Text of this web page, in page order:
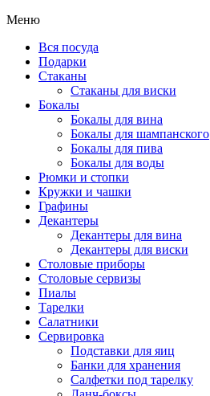
Меню
Вся посуда
Подарки
Стаканы
Стаканы для виски
Бокалы
Бокалы для вина
Бокалы для шампанского
Бокалы для пива
Бокалы для воды
Рюмки и стопки
Кружки и чашки
Графины
Декантеры
Декантеры для вина
Декантеры для виски
Столовые приборы
Столовые сервизы
Пиалы
Тарелки
Салатники
Сервировка
Подставки для яиц
Банки для хранения
Салфетки под тарелку